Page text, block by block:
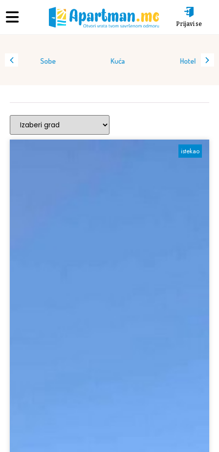
Prijavi se
Sobe Kuća Hotel
istekao